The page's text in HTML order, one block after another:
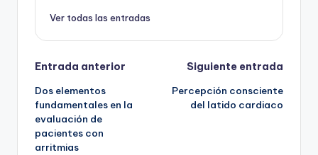
Ver todas las entradas
Navegación
de
entradas
Entrada anterior
Dos elementos
fundamentales en la
evaluación de
pacientes con
arritmias
Siguiente entrada
Percepción consciente
del latido cardiaco